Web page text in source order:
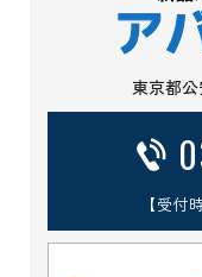
東京都公
【受付